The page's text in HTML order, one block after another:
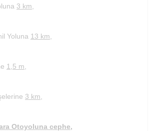
3 km,
Yoluna 13 km,
1,5 m,
3 km,
Otoyoluna cephe,